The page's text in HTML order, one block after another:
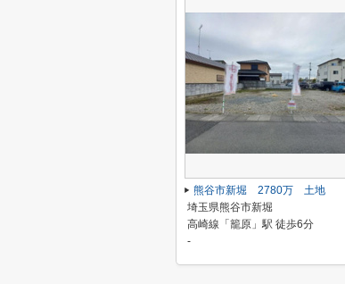
熊谷市新堀 2780万 土地
埼玉県熊谷市新堀
高崎線「籠原」駅 徒歩6分
-